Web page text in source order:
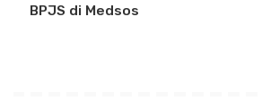
BPJS di Medsos